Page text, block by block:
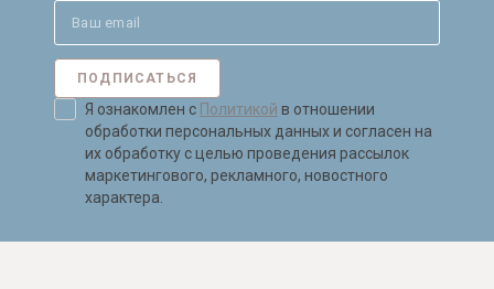
ПОДПИСАТЬСЯ
Я ознакомлен с Политикой в отношении
обработки персональных данных и согласен на
их обработку с целью проведения рассылок
маркетингового, рекламного, новостного
характера.